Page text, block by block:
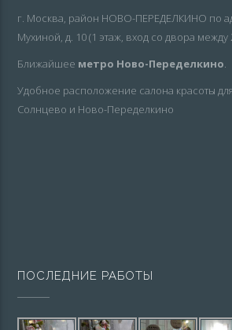
г. Москва, район НОВО-ПЕРЕДЕЛКИНО по
Мухиной, д. 10 (1 этаж, вход со двора между
Ближайшее метро Ново-Переделкино.
Удобное расположение салона красоты
Солнцево и Ново-Переделкино
ПОСЛЕДНИЕ РАБОТЫ